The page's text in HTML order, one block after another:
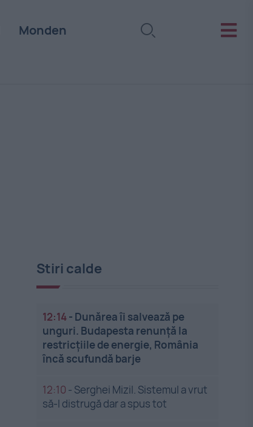
Monden
Stiri calde
12:14- Dunărea îi salvează pe
unguri. Budapesta renunță la
restricțiile de energie, România
încă scufundă barje
12:10 - Serghei Mizil. Sistemul a vrut
să-l distrugă dar a spus tot